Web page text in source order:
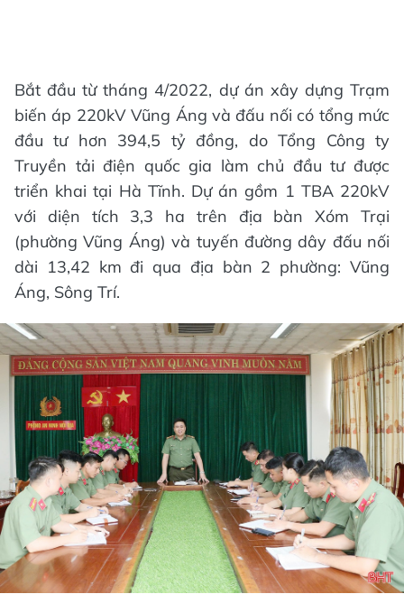
​Bắt đầu từ tháng 4/2022, dự án xây dựng Trạm
biến áp 220kV Vũng Áng và đấu nối có tổng mức
đầu tư hơn 394,5 tỷ đồng, do Tổng Công ty
Truyền tải điện quốc gia làm chủ đầu tư được
triển khai tại Hà Tĩnh. Dự án gồm 1 TBA 220kV
với diện tích 3,3 ha trên địa bàn Xóm Trại
(phường Vũng Áng) và tuyến đường dây đấu nối
dài 13,42 km đi qua địa bàn 2 phường: Vũng
Áng, Sông Trí.